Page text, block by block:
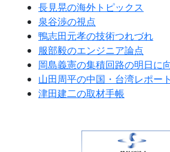
長見晃の海外トピックス
泉谷渉の視点
鴨志田元孝の技術つれづれ
服部毅のエンジニア論点
岡島義憲の集積回路の明日に
山田周平の中国・台湾レポート
津田建二の取材手帳